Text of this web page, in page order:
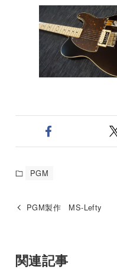
PGM
PGM製作 MS-Lefty
関連記事